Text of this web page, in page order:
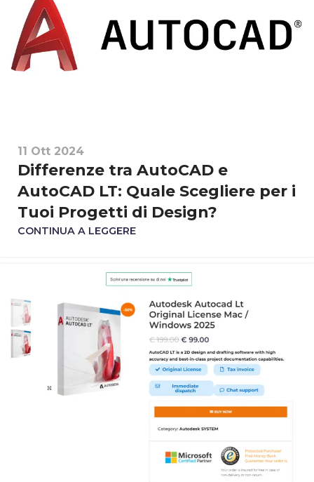
11 Ott 2024
Differenze tra AutoCAD e
AutoCAD LT: Quale Scegliere per i
Tuoi Progetti di Design?
CONTINUA A LEGGERE